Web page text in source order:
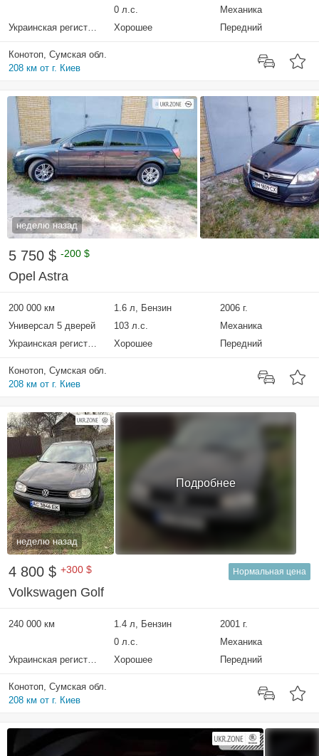
0 л.с.
Механика
Украинская регистрация
Хорошее Передний
Конотоп, Сумская обл.
208 км от г. Киев
неделю назад
5 750 $ -200 $
Opel Astra
200 000 км 1.6 л, Бензин
2006 г.
Универсал 5 дверей
103 л.с.
Механика
Украинская регистрация
Хорошее Передний
Конотоп, Сумская обл.
208 км от г. Киев
неделю назад
Подробнее
4 800 $ +300 $ Нормальная цена
Volkswagen Golf
240 000 км 1.4 л, Бензин
2001 г.
0 л.с.
Механика
Украинская регистрация
Хорошее Передний
Конотоп, Сумская обл.
208 км от г. Киев